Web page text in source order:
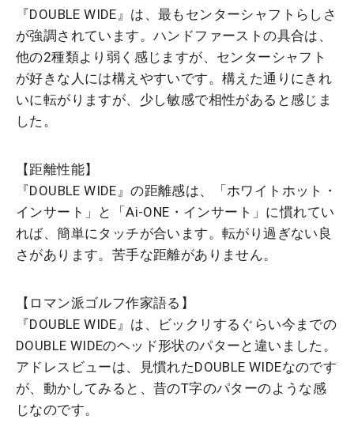
『DOUBLE WIDE』は、最もセンターシャフトらしさ
が強調されています。ハンドファーストの具合は、
他の2種類より弱く感じますが、センターシャフト
が好きな人には構えやすいです。構えた通りにきれ
いに転がりますが、少し敏感で相性があると感じま
した。
【距離性能】
『DOUBLE WIDE』の距離感は、「ホワイトホット・
インサート」と「Ai-ONE・インサート」に慣れてい
れば、簡単にタッチが合います。転がり過ぎない良
さがあります。苦手な距離がありません。
【ロマン派ゴルフ作家語る】
『DOUBLE WIDE』は、ビックリするぐらい今までの
DOUBLE WIDEのヘッド形状のパターと違いました。
アドレスビューは、見慣れたDOUBLE WIDEなのです
が、動かしてみると、昔のT字のパターのような感
じなのです。